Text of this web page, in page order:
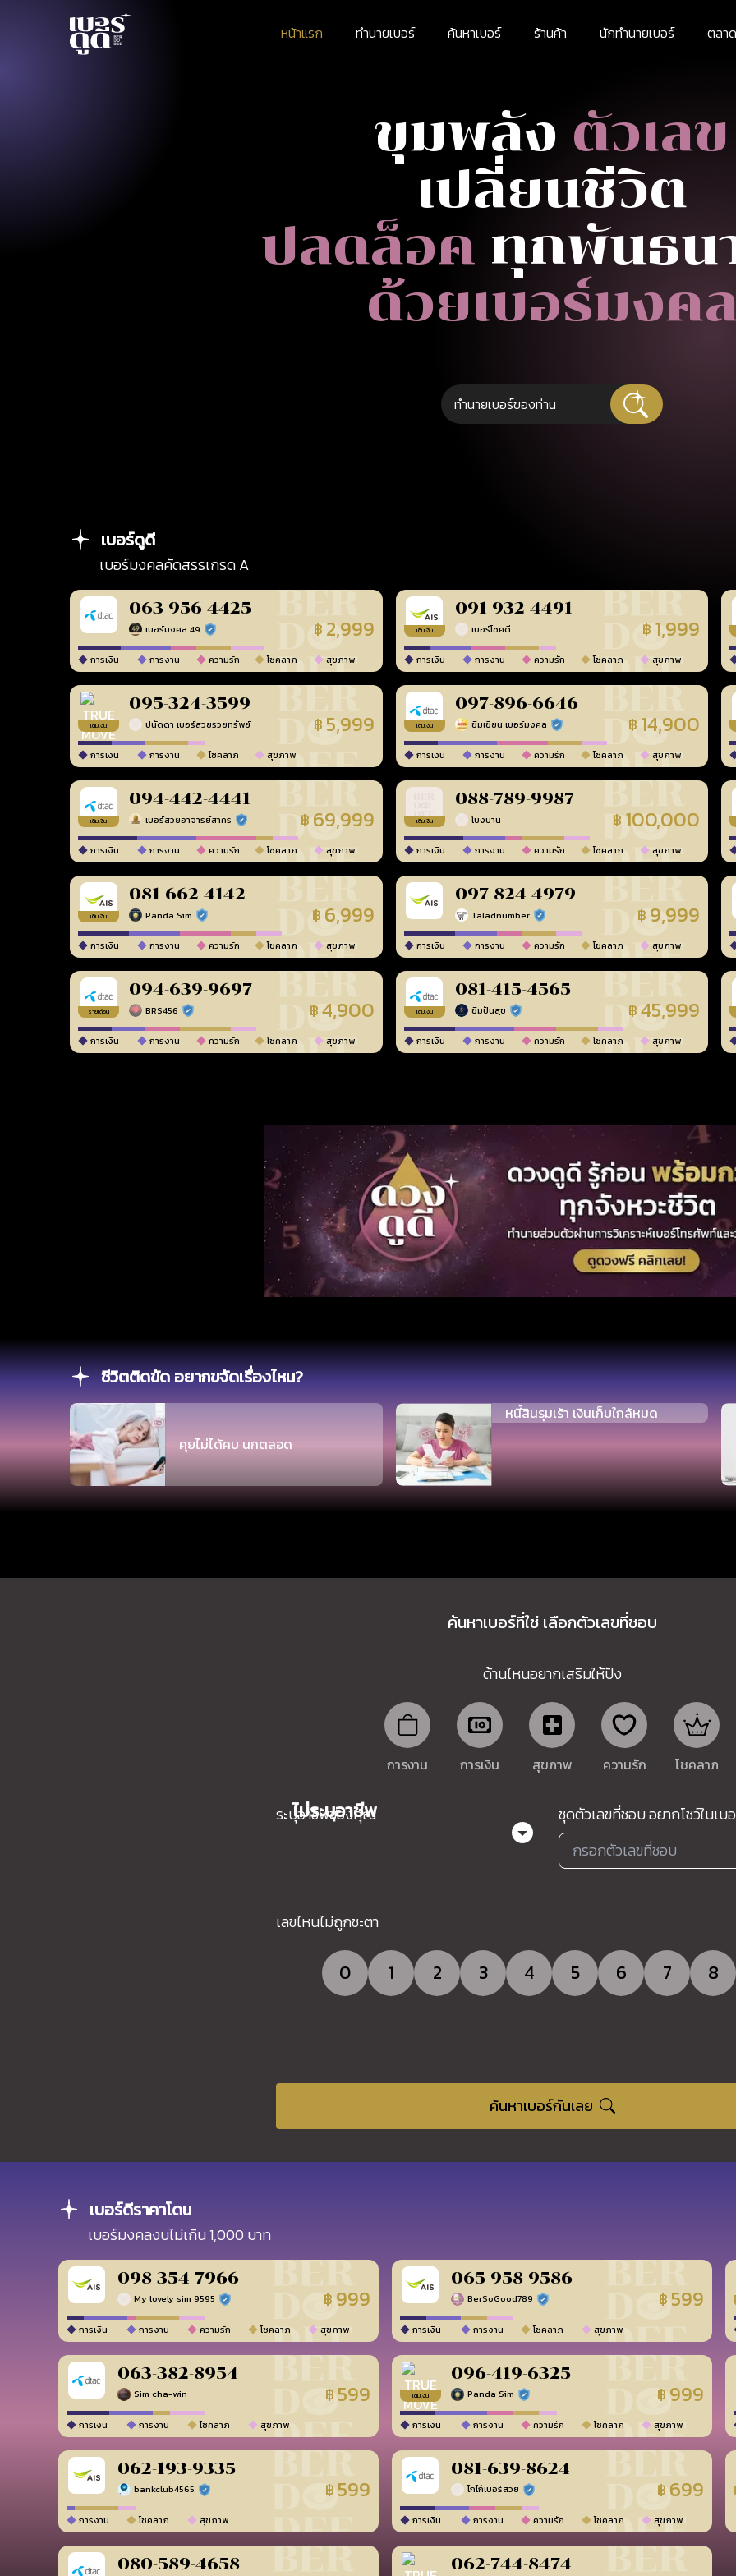
หน้าแรก ทำนายเบอร์ ค้นหาเบอร์ ร้านค้า นักทำนายเบอร์ ตลา
ขุมพลัง ตัวเลข
เปลี่ยนชีวิต
ปลดล็อค ทุกพันธน
ด้วยเบอร์มงค
เบอร์ดูดี
เบอร์มงคลคัดสรรเกรด A
063-956-4425
เบอร์มงคล 49 ร้านยืนยันแล้ว ฿ 2,999
การเงิน การงาน ความรัก โชคลาภ สุขภาพ
เติมเงิน
091-932-4491
เบอร์โชคดี ฿ 1,999
การเงิน การงาน ความรัก โชคลาภ สุขภาพ
เติมเงิน
095-324-3599
ปนัดดา เบอร์สวยรวยทรัพย์ ฿ 5,999
การเงิน การงาน โชคลาภ สุขภาพ
เติมเงิน
097-896-6646
ซิมเซียน เบอร์มงคล ร้านยืนยันแล้ว ฿ 14,900
การเงิน การงาน ความรัก โชคลาภ สุขภาพ
เติมเงิน
094-442-4441
เบอร์สวยอาจารย์สาคร ร้านยืนยันแล้ว ฿ 69,999
การเงิน การงาน ความรัก โชคลาภ สุขภาพ
เติมเงิน
088-789-9987
โบงบาน ฿ 100,000
การเงิน การงาน ความรัก โชคลาภ สุขภาพ
เติมเงิน
081-662-4142
Panda Sim ร้านยืนยันแล้ว ฿ 6,999
การเงิน การงาน ความรัก โชคลาภ สุขภาพ
097-824-4979
Taladnumber ร้านยืนยันแล้ว ฿ 9,999
การเงิน การงาน ความรัก โชคลาภ สุขภาพ
รายเดือน
094-639-9697
BRS456 ร้านยืนยันแล้ว ฿4,900
การเงิน การงาน ความรัก โชคลาภ สุขภาพ
เติมเงิน
081-415-4565
ซิมปันสุข ร้านยืนยันแล้ว ฿45,999
การเงิน การงาน ความรัก โชคลาภ สุขภาพ
ชีวิตติดขัด อยากขจัดเรื่องไหน?
คุยไม่ได้คบ นกตลอด
หนี้สินรุมเร้า เงินเก็บใกล้หมด
ค้นหาเบอร์ที่ใช่ เลือกตัวเลขที่ชอบ
ด้านไหนอยากเสริมให้ปัง
การงาน การเงิน สุขภาพ ความรัก โชคลาภ
ระบุอาชีพของคุณ
ไม่ระบุอาชีพ ชุดตัวเลขที่ชอบ อยากโชว์ในเบ
เลขไหนไม่ถูกชะตา
0 1 2 3 4 5 6 7 8
ค้นหาเบอร์กันเลย
เบอร์ดีราคาโดน
เบอร์มงคลงบไม่เกิน 1,000 บาท
098-354-7966
My lovely sim 9595 ร้านยืนยันแล้ว ฿ 999
การเงิน การงาน ความรัก โชคลาภ สุขภาพ
065-958-9586
BerSoGood789 ร้านยืนยันแล้ว ฿ 599
การเงิน การงาน โชคลาภ สุขภาพ
063-382-8954
Sim cha-win ฿ 599
การเงิน การงาน โชคลาภ สุขภาพ
เติมเงิน
096-419-6325
Panda Sim ร้านยืนยันแล้ว ฿ 999
การเงิน การงาน ความรัก โชคลาภ สุขภาพ
062-193-9335
bankclub4565 ร้านยืนยันแล้ว ฿ 599
การงาน โชคลาภ สุขภาพ
081-639-8624
โกโก้เบอร์สวย ร้านยืนยันแล้ว ฿ 699
การเงิน การงาน ความรัก โชคลาภ สุขภาพ
080-589-4658 062-744-8474